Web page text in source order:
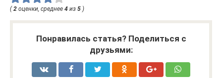
(2 оценки, среднее 4 из 5 )
Понравилась статья? Поделиться с
друзьями: